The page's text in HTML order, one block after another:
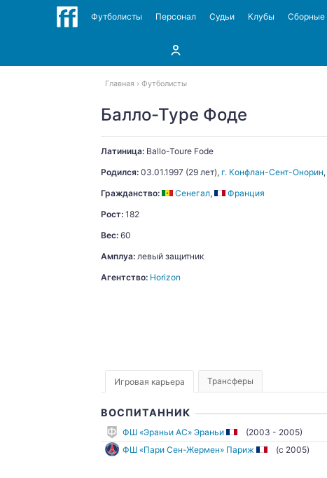
Футболисты Персонал Судьи Клубы Сборные
Главная Футболисты
Балло-Туре Фоде
Латиница: Ballo-Toure Fode
Родился: 03.01.1997 (29 лет), г. Конфлан-Сент-Онорин,
Гражданство:
Сенегал,
Франция
Рост: 182
Вес: 60
Амплуа: левый защитник
Агентство: Horizon
Игровая карьера Трансферы
ВОСПИТАННИК
ФШ «Эраньи АС» Эраньи
(2003 - 2005)
ФШ «Пари Сен-Жермен» Париж
(c 2005)